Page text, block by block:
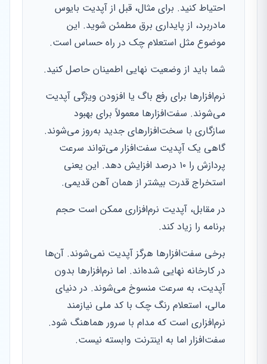
احتیاط کنید. برای مثال، قبل از آپدیت بایوس
مادربرد، از پایداری برق مطمئن شوید. این
موضوع مثل استعلام چک در راه حساس است.
شما باید از وضعیت نهایی اطمینان حاصل کنید.
نرم‌افزارها برای رفع باگ یا افزودن ویژگی آپدیت
می‌شوند. سفت‌افزارها معمولاً برای بهبود
سازگاری با سخت‌افزارهای جدید به‌روز می‌شوند.
گاهی یک آپدیت سفت‌افزار می‌تواند سرعت
پردازش را ۱۰ درصد افزایش دهد. این یعنی
استخراج قدرت بیشتر از همان آهن قدیمی.
در مقابل، آپدیت نرم‌افزاری ممکن است حجم
برنامه را زیاد کند.
برخی سفت‌افزارها هرگز آپدیت نمی‌شوند. آن‌ها
در کارخانه نهایی شده‌اند. اما نرم‌افزارها بدون
آپدیت، به سرعت منسوخ می‌شوند. در دنیای
مالی، استعلام رنگ چک با کد ملی نیازمند
نرم‌افزاری است که مدام با سرور هماهنگ شود.
سفت‌افزار اما به اینترنت وابسته نیست.